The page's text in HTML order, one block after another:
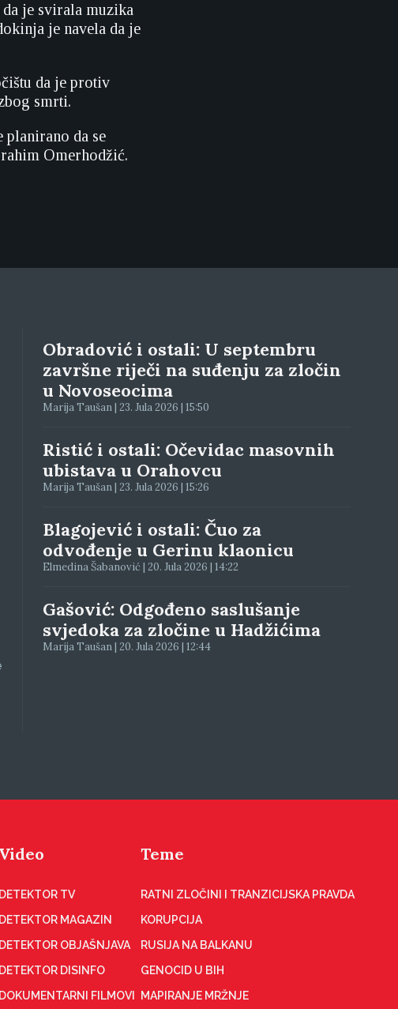
je svirala muzika
je navela da je
da je protiv
smrti.
planirano da se
Omerhodžić.
Obradović i ostali: U septembru
završne riječi na suđenju za zločin
u Novoseocima
Marija Taušan | 23. Jula 2026 | 15:50
Ristić i ostali: Očevidac masovnih
ubistava u Orahovcu
Marija Taušan | 23. Jula 2026 | 15:26
Blagojević i ostali: Čuo za
odvođenje u Gerinu klaonicu
Elmedina Šabanović | 20. Jula 2026 | 14:22
Gašović: Odgođeno saslušanje
svjedoka za zločine u Hadžićima
Marija Taušan | 20. Jula 2026 | 12:44
Video
DETEKTOR TV
DETEKTOR MAGAZIN
DETEKTOR OBJAŠNJAVA
DETEKTOR DISINFO
DOKUMENTARNI FILMOVI
Teme
RATNI ZLOČINI I TRANZICIJSKA PRAVDA
KORUPCIJA
RUSIJA NA BALKANU
GENOCID U BIH
MAPIRANJE MRŽNJE